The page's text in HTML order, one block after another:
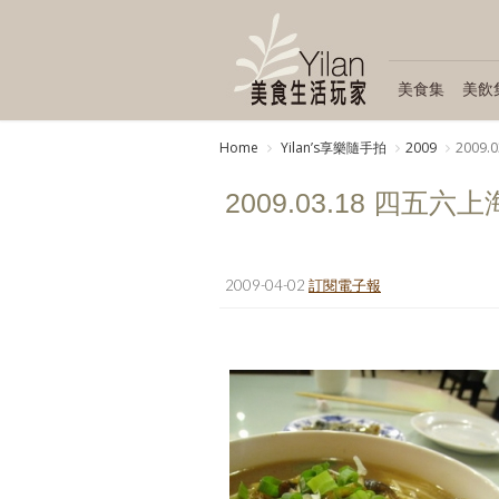
美食集 美飲
Home Yilanʼs享樂隨手拍 2009
2009.03.18 四五六上
2009-04-02 訂閱電子報